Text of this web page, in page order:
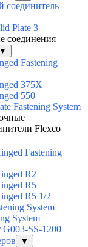
соединитель
Plate 3
соединения
▼
Fastening
375X
550
Fastening System
Flexco
Fastening
R2
R5
R5 1/2
System
System
SS-1200
▼